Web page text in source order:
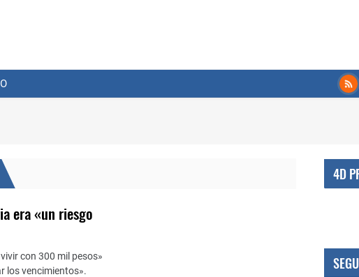
era «un riesgo
con 300 mil pesos»
los vencimientos».
4D